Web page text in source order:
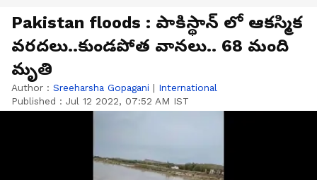
Pakistan floods : పాకిస్థాన్ లో ఆక‌స్మిక
వ‌రద‌లు..కుండ‌పోత వాన‌లు.. 68 మంది
మృతి
Author : Sreeharsha Gopagani | International
Published : Jul 12 2022, 07:52 AM IST